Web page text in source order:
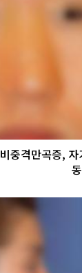
비중격만곡증,